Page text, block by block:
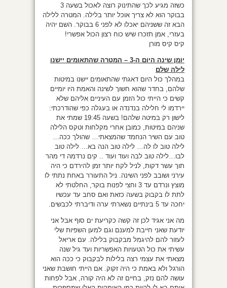
כשזה מגיע לכך שהתינוק רוצה לאכול בשעה 3
בבוקר הוא לא צריך אוכל יותר בלילה. המטרה ללילה
הבא זה ששניהם יאכלו לא לפני 6 בבוקר. השם יהיה
בעזרי, אמן תזכרו שיש כוח רצון הכול אפשרי!
קיס קיס מורן
יומן שינה היום ה-3 – המטרה שהתאומים יישנו
לילה שלם
במהלך כול היום דאגתי שהתאומים יישנו במיטות
שלהם, בחדר שהוא חשוך לשינה והאמת היו יומיים
קשים כי הייתי כול הזמן עם העיניים אליהם שלא
יירדמו לי חלילה בנדנדה או בעגלה כפי שהודרכתי:
לישון רק במיטה שלהם! בשעה 19:45 שמתי את
שניהם במיטות, כמובן אחרי מקלחות וטקס הלילה
טוב עם השיר הנחמד שהמצאתי… שהולך ככה…
לילה טוב לו לה… לילה טוב הנה בא… לילה טוב
לבו…לילה טוב לבה ועוד ועוד .. קים נרדמה די מהר
תוך עשר דקות, לניל לקח יותר זמן להירדם כי היה
עירני ושובב לפני השינה. ניל התעורר באחת נתתי לו
מוצץ ונרדם עד 3 וחצי לפנות בוקר, החלטתי לא
לתת לו בקבוק בשעה כזאת ואם סחב עד עכשיו
יחכה עד 5 בינתיים נשארתי ערה ודיברתי לכבשים.
מה אני אגיד לכן זה קשה כקריעת ים סוף אבל אני
יודעת שאני חייבת למענם וגם למען השפיות שלי
לעזור להם להיגמל מבקבוק בלילה. עם אריאל
עשיתי את כול הטעויות האפשריות ועד גיל שנה
מצאתי את עצמי רצה בלילות לבקבוק כי ככה הוא
הורגל ולא באמת כי היה זקוק. אם הייתי חושבת שאני
עושה להם נזק, בחיים זה לא היה קורה, אבל לפחות